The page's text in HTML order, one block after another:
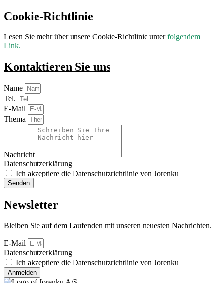
Cookie-Richtlinie
Lesen Sie mehr über unsere Cookie-Richtlinie unterfolgendem
Link.
Kontaktieren Sie uns
Name
Tel.
E-Mail
Thema
Nachricht
Datenschutzerklärung
Ich akzeptiere die Datenschutzrichtlinie von Jorenku
Senden
Newsletter
Bleiben Sie auf dem Laufenden mit unseren neuesten Nachrichten.
E-Mail
Datenschutzerklärung
Ich akzeptiere die Datenschutzrichtlinie von Jorenku
Anmelden